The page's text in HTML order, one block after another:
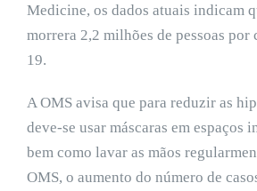
Medicine, os dados atuais indicam
morrera 2,2 milhões de pessoas por
19.
A OMS avisa que para reduzir as
deve-se usar máscaras em espaços
bem como lavar as mãos
OMS, o aumento do número de